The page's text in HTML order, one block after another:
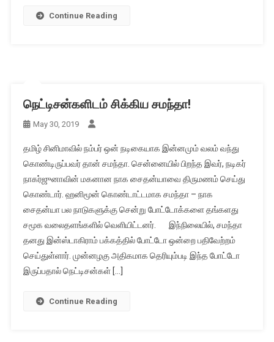
Continue Reading
நெட்டிசன்களிடம் சிக்கிய சமந்தா!
May 30, 2019
தமிழ் சினிமாவில் நம்பர் ஒன் நடிகையாக இன்னமும் வலம் வந்து
கொண்டிருப்பவர் தான் சமந்தா. சென்னையில் பிறந்த இவர், நடிகர்
நாகர்ஜுனாவின் மகனான நாக சைதன்யாவை திருமணம் செய்து
கொண்டார். ஹனிமூன் கொண்டாட்டமாக சமந்தா – நாக
சைதன்யா பல நாடுகளுக்கு சென்று போட்டோக்களை தங்களது
சமூக வலைதளங்களில் வெளியிட்டனர். இந்நிலையில், சமந்தா
தனது இன்ஸ்டாகிராம் பக்கத்தில் போட்டோ ஒன்றை பதிவேற்றம்
செய்துள்ளார். முன்னழகு அதிகமாக தெரியும்படி இந்த போட்டோ
இருப்பதால் நெட்டிசன்கள் […]
Continue Reading